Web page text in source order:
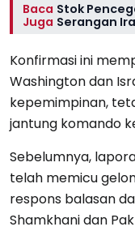
Baca
Juga
Stok
Serangan
Konfirmasi ini
Washington dan
kepemimpinan,
jantung komando
Sebelumnya,
telah memicu
respons balasan
Shamkhani dan